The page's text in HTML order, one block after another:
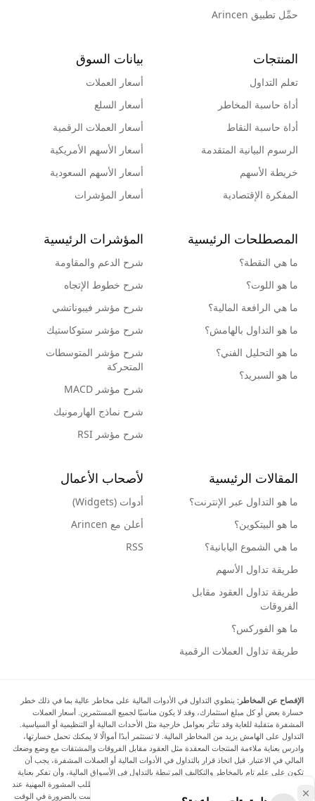
حمِّل تطبيق Arincen
المنتجات
تعلم التداول
أداة حاسبة المخاطر
أداة حاسبة النقاط
الرسوم البيانية المتقدمة
خريطة الأسهم
المفكرة الإقتصادية
بيانات السوق
أسعار العملات
أسعار السلع
أسعار العملات الرقمية
أسعار الأسهم الأمريكية
أسعار الأسهم السعودية
أسعار المؤشرات
المصطلحات الرئيسية
ما هي النقطة؟
ما هو اللوت؟
ما هي الرافعة المالية؟
ما هو التداول بالهامش؟
ما هو التحليل الفني؟
ما هو السبريد؟
المؤشرات الرئيسية
شرح الدعم والمقاومة
شرح خطوط الإتجاه
شرح مؤشر فيبوناتشي
شرح مؤشر ستوكاستيك
شرح مؤشر المتوسطات
المتحركة
شرح مؤشر MACD
شرح نماذج الهارمونيك
شرح مؤشر RSI
المقالات الرئيسية
ما هو التداول عبر الإنترنت؟
ما هو البيتكوين؟
ما هي الشموع اليابانية؟
طريقة تداول الأسهم
طريقة تداول العقود مقابل
الفروقات
ما هو الفوركس؟
طريقة تداول العملات الرقمية
لأصحاب الأعمال
أدوات (Widgets)
أعلن مع Arincen
RSS
الإفصاح عن المخاطر: ينطوي التداول في الأدوات المالية على مخاطر عالية بما في ذلك خطر
خسارة بعض أو كل مبلغ استثمارك، وقد لا يكون مناسبًا لجميع المستثمرين. أسعار العملات
المشفرة متقلبة للغاية وقد تتأثر بعوامل خارجية مثل الأحداث المالية أو التنظيمية أو السياسية.
التداول على الهامش يزيد من المخاطر المالية. لا تستثمر أبدًا أموالًا لا يمكنك تحمل خسارتها،
وادرس بعناية ملاءمة المنتجات المعقدة مثل العقود مقابل الفروقات والمشتقات مع وضع وضعك
المالي في الاعتبار. قبل اتخاذ قرار بالتداول في الأدوات المالية أو العملات المشفرة، يجب أن
تكون على علم تام بالمخاطر والتكاليف المرتبطة بالتداول في الأسواق المالية، وأن تفكر بعناية
في أهدافك الاستثمارية ومستوى خبرتك ورغبتك في المخاطرة، وأن تطلب المشورة المهنية عند
الحاجة. تود Arincen أن تذكرك بأن البيانات الواردة في هذا الموقع ليست بالضرورة في الوقت